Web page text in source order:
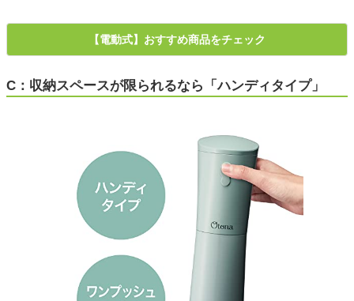
【電動式】おすすめ商品をチェック
C：収納スペースが限られるなら「ハンディタイプ」